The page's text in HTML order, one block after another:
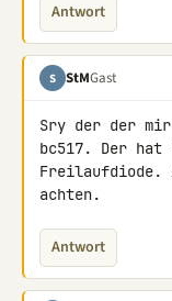
Antwort
S StMGast
Sry der der
bc517. Der
Freilaufdiode.
achten.
Antwort